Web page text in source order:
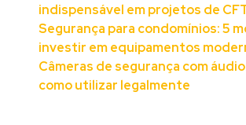
indispensável em projetos de
Segurança para condomínios: 5
investir em equipamentos
Câmeras de segurança com
como utilizar legalmente